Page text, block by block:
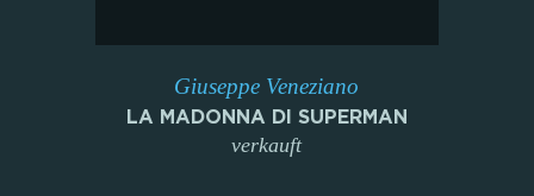
Giuseppe Veneziano
LA MADONNA DI SUPERMAN
verkauft